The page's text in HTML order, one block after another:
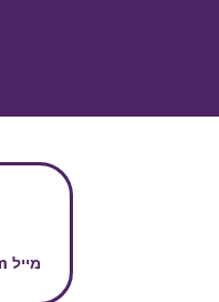
מייל